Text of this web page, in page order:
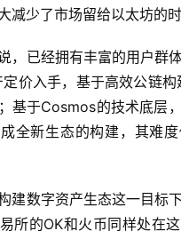
减少了市场留给以太坊的
，已经拥有丰富的用户群
定价入手，基于高效公链
基于Cosmos的技术底层
全新生态的构建，其难
建数字资产生态这一目标
所的OK和火币同样处在